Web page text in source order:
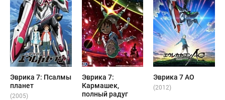
Эврика 7: Псалмы
планет
(2005)
Эврика 7:
Кармашек,
полный радуг
Эврика 7 АО
(2012)